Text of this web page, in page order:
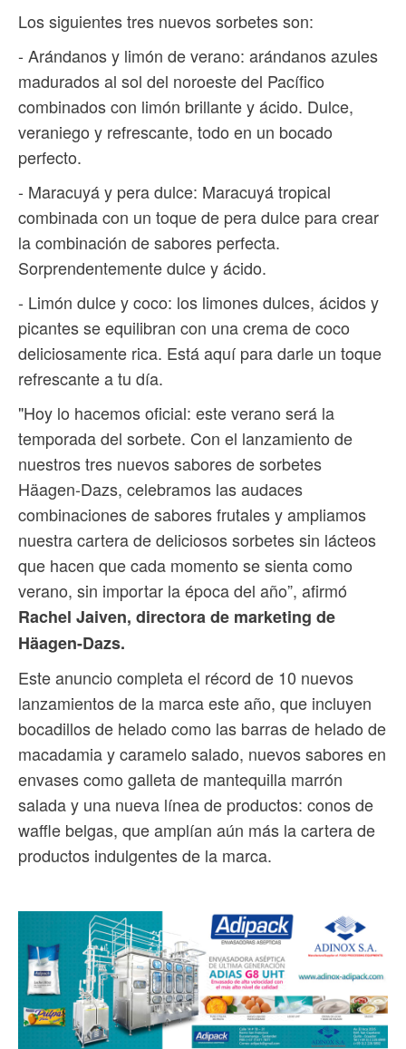
Los siguientes tres nuevos sorbetes son:
- Arándanos y limón de verano: arándanos azules
madurados al sol del noroeste del Pacífico
combinados con limón brillante y ácido. Dulce,
veraniego y refrescante, todo en un bocado
perfecto.
- Maracuyá y pera dulce: Maracuyá tropical
combinada con un toque de pera dulce para crear
la combinación de sabores perfecta.
Sorprendentemente dulce y ácido.
- Limón dulce y coco: los limones dulces, ácidos y
picantes se equilibran con una crema de coco
deliciosamente rica. Está aquí para darle un toque
refrescante a tu día.
"Hoy lo hacemos oficial: este verano será la
temporada del sorbete. Con el lanzamiento de
nuestros tres nuevos sabores de sorbetes
Häagen-Dazs, celebramos las audaces
combinaciones de sabores frutales y ampliamos
nuestra cartera de deliciosos sorbetes sin lácteos
que hacen que cada momento se sienta como
verano, sin importar la época del año”, afirmó
Rachel Jaiven, directora de marketing de
Häagen-Dazs.
Este anuncio completa el récord de 10 nuevos
lanzamientos de la marca este año, que incluyen
bocadillos de helado como las barras de helado de
macadamia y caramelo salado, nuevos sabores en
envases como galleta de mantequilla marrón
salada y una nueva línea de productos: conos de
waffle belgas, que amplían aún más la cartera de
productos indulgentes de la marca.